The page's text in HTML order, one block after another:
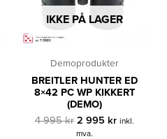
IKKE PÅ LAGER
Demoprodukter
BREITLER HUNTER ED
8×42 PC WP KIKKERT
(DEMO)
4 995kr Opprinnelig
pris
2 995 kr inkl.
mva.